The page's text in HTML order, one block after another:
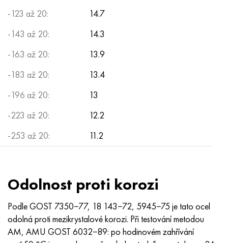
-123 až 20:
14.7
-143 až 20:
14.3
-163 až 20:
13.9
-183 až 20:
13.4
-196 až 20:
13
-223 až 20:
12.2
-253 až 20:
11.2
Odolnost proti korozi
Podle GOST 7350−77, 18 143−72, 5945−75 je tato ocel
odolná proti mezikrystalové korozi. Při testování metodou
AM, AMU GOST 6032−89: po hodinovém zahřívání